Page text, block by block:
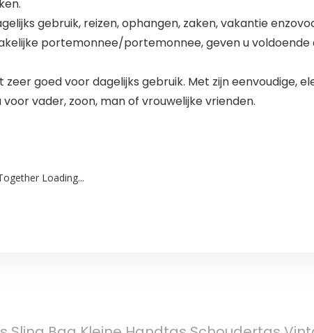
gebruik, reizen, ophangen, zaken, vakantie
portemonnee/portemonnee, geven u voldoende
goed voor dagelijks gebruik. Met zijn eenvoudige,
vader, zoon, man of vrouwelijke vrienden.
Loading...